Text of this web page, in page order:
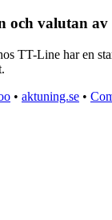
valutan av
TT-Line har en
• aktuning.se •